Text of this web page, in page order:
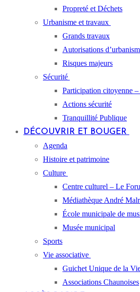
Propreté et Déchets
Urbanisme et travaux
Grands travaux
Autorisations
Risques majeurs
Sécurité
Participation citoyenne
Actions sécurité
Tranquillité Publique
DÉCOUVRIR ET BOUGER
Agenda
Histoire et patrimoine
Culture
Centre culturel – Le
Médiathèque André
École municipale de
Musée municipal
Sports
Vie associative
Guichet Unique de la
Associations Chaunoises